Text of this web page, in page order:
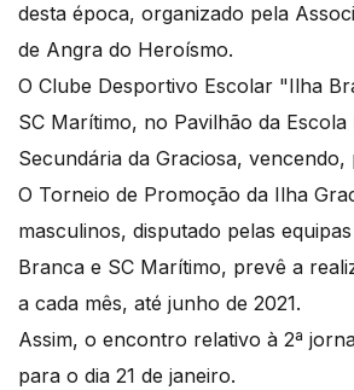
desta época, organizado pela
de Angra do Heroísmo.
O Clube Desportivo Escolar "Ilha
SC Marítimo, no Pavilhão da Escola
Secundária da Graciosa, vencendo,
O Torneio de Promoção da Ilha
masculinos, disputado pelas
Branca e SC Marítimo, prevê a
a cada mês, até junho de 2021.
Assim, o encontro relativo à 2ª
para o dia 21 de janeiro.